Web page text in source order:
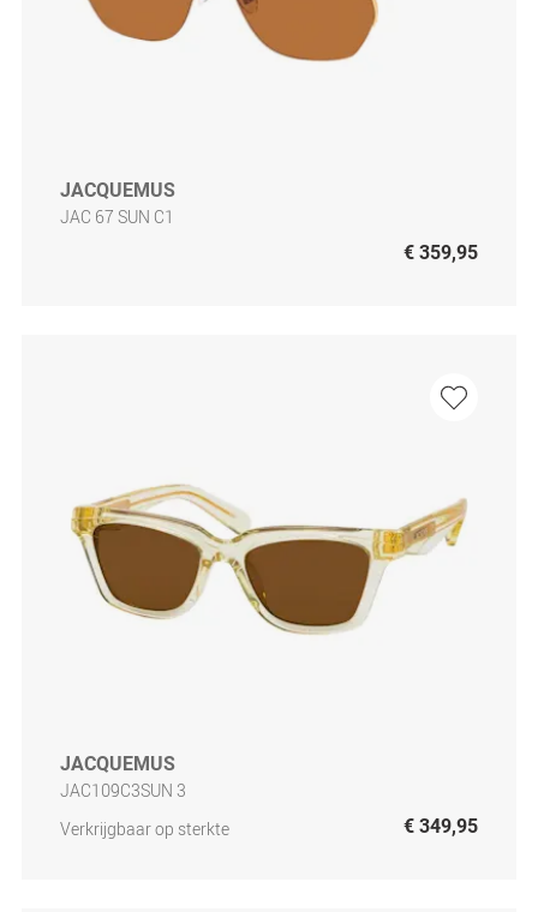
JACQUEMUS
JAC 67 SUN C1
€ 359,95
JACQUEMUS
JAC109C3SUN 3
Verkrijgbaar op sterkte
€ 349,95